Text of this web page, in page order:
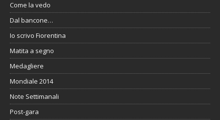
Come la vedo
Dal bancone…
Io scrivo Fiorentina
Matita a segno
Medagliere
Mondiale 2014
Note Settimanali
Post-gara